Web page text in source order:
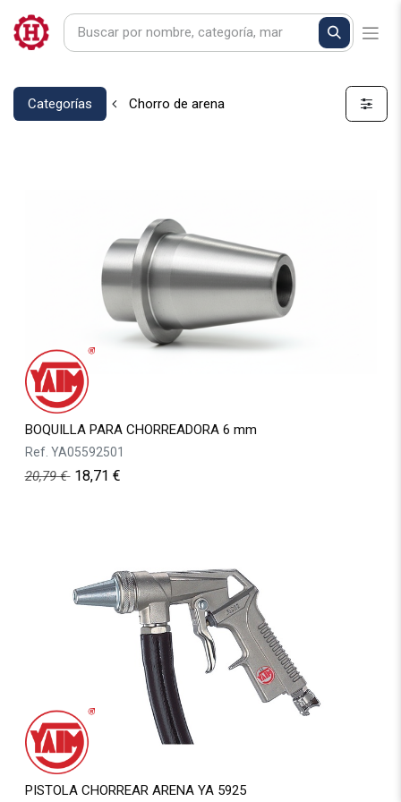
Categorías Chorro de arena
BOQUILLA PARA CHORREADORA 6 mm
Ref. YA05592501
20,79€ 18,71 €
PISTOLA CHORREAR ARENA YA 5925